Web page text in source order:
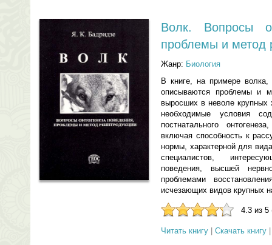
Волк. Вопросы
проблемы и метод
Жанр: Биология
В книге, на примере
описываются проблемы и
выросших в неволе
необходимые условия
постнатального
включая способность к
нормы, характерной для
специалистов,
поведения, высшей
проблемами
исчезающих видов крупных
4.3 из 5
Читать книгу Скачать книгу